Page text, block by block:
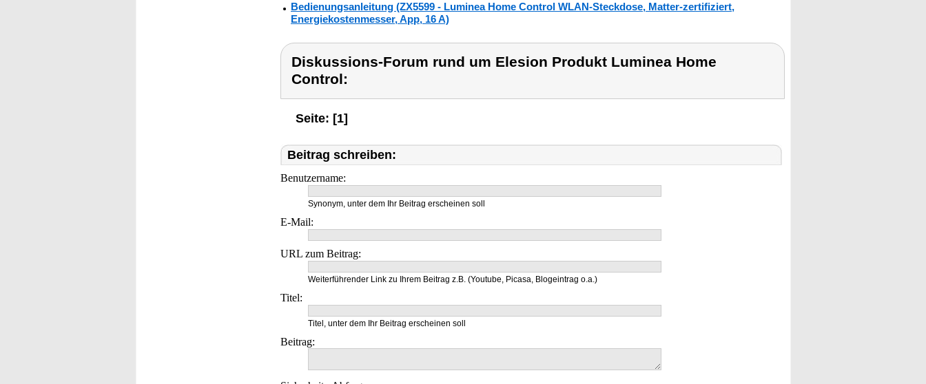
Bedienungsanleitung (ZX5599 - Luminea Home Control WLAN-Steckdose, Matter-zertifiziert,
Energiekostenmesser, App, 16 A)
Diskussions-Forum rund um Elesion Produkt Luminea Home
Control:
Seite: [1]
Beitrag schreiben:
Benutzername:
Synonym, unter dem Ihr Beitrag erscheinen soll
E-Mail:
URL zum Beitrag:
Weiterführender Link zu Ihrem Beitrag z.B. (Youtube, Picasa, Blogeintrag o.a.)
Titel:
Titel, unter dem Ihr Beitrag erscheinen soll
Beitrag: